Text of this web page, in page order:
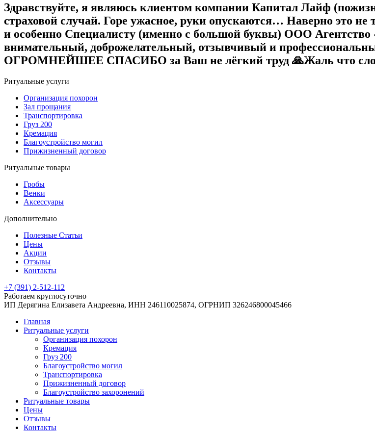
Здравствуйте, я являюсь клиентом компании Капитал Лайф
страховой случай. Горе ужасное, руки опускаются… Наверно это
и особенно Специалисту (именно с большой буквы) ООО
внимательный, доброжелательный, отзывчивый и
ОГРОМНЕЙШЕЕ СПАСИБО за Ваш не лёгкий труд 🙏Жаль что слов
Ритуальные услуги
Организация похорон
Зал прощания
Транспортировка
Груз 200
Кремация
Благоустройство могил
Прижизненный договор
Ритуальные товары
Гробы
Венки
Аксессуары
Дополнительно
Полезные Статьи
Цены
Акции
Отзывы
Контакты
+7 (391) 2-512-112
Работаем круглосуточно
ИП Дерягина Елизавета Андреевна, ИНН 246110025874, ОГРНИП 326246800045466
Главная
Ритуальные услуги
Организация похорон
Кремация
Груз 200
Благоустройство могил
Транспортировка
Прижизненный договор
Благоустройство захоронений
Ритуальные товары
Цены
Отзывы
Контакты